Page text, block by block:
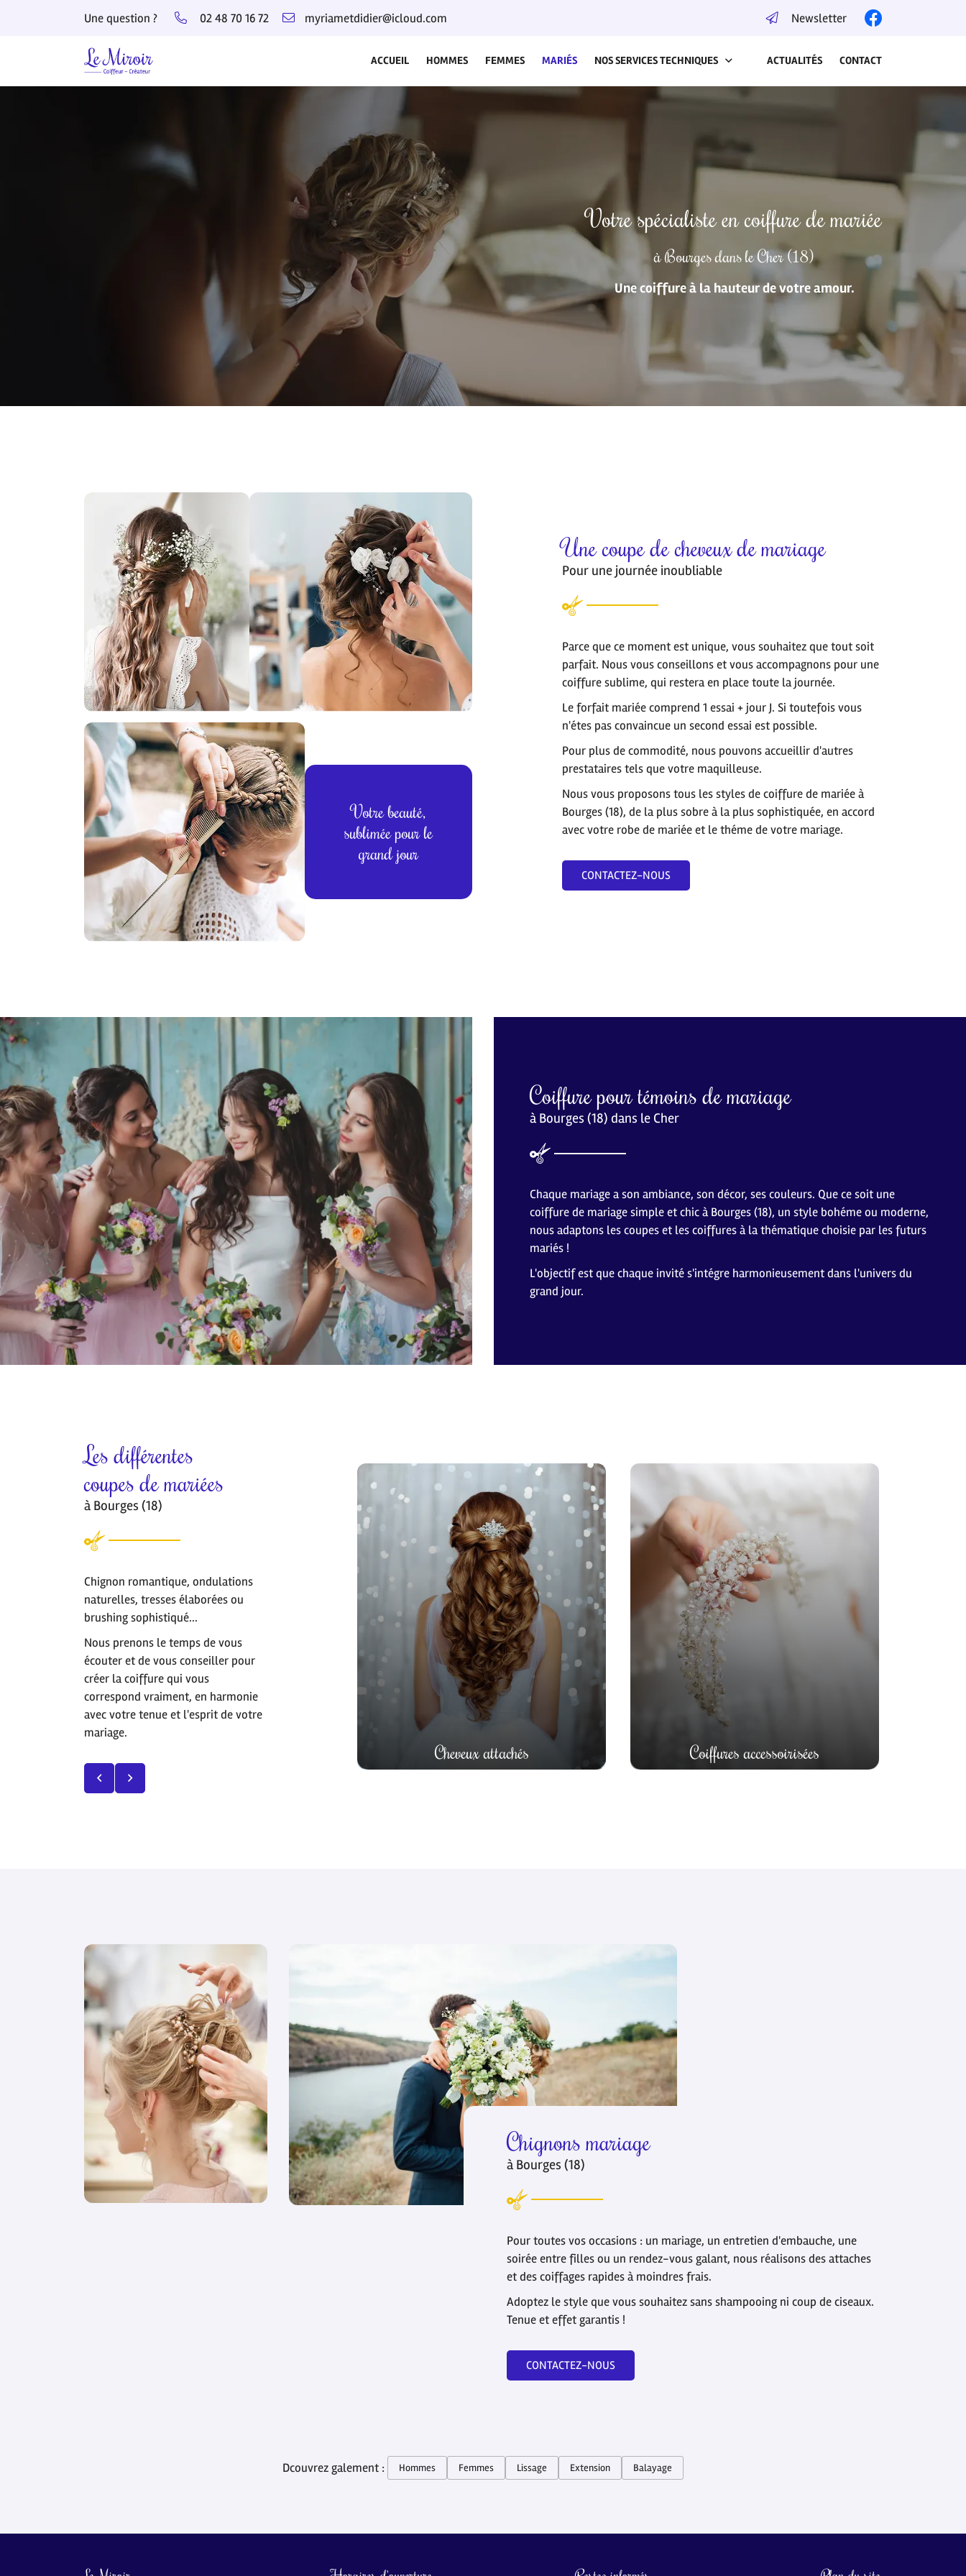
Une question ? 02 48 70 16 72 Newsletter
ACCUEIL HOMMES FEMMES MARIÉS NOS SERVICES TECHNIQUES ACTUALITÉS CONTACT
5, rue du Docteur Témoin
En cochant cette case, vous consentez à recevoir nos propositions commerciales à
Votre spécialiste en coiffure de mariée
à Bourges dans le Cher (18)
Une coiffure à la hauteur de votre amour.
Votre beauté,
sublimée pour le
grand jour
Une coupe de cheveux de mariage
Pour une journée inoubliable
Parce que ce moment est unique, vous souhaitez que tout soit
parfait. Nous vous conseillons et vous accompagnons pour une
coiffure sublime, qui restera en place toute la journée.
Leforfait mariéecomprend 1 essai + jour J. Si toutefois vous
n'étes pas convaincue un second essai est possible.
Pour plus de commodité, nous pouvons accueillir d'autres
prestataires tels que votre maquilleuse.
Nous vous proposons tous les styles de coiffure de mariée à
Bourges (18), de la plus sobre à la plus sophistiquée, en accord
avec votre robe de mariée et le théme de votre mariage.
CONTACTEZ-NOUS
Coiffure pour témoins de mariage
à Bourges (18) dans le Cher
Chaque mariage a son ambiance, son décor, ses couleurs. Que ce soit une
coiffure de mariage simple et chic à Bourges (18), un style bohéme ou moderne,
nous adaptons les coupes et les coiffures à la thématique choisie par les futurs
mariés !
L'objectif est que chaque invité s'intégre harmonieusement dans l'univers du
grand jour.
Les différentes
coupes de mariées
à Bourges (18)
Chignon romantique, ondulations
naturelles, tresses élaborées ou
brushing sophistiqué...
Nous prenons le temps de vous
écouter et de vous conseiller pour
créer la coiffure qui vous
correspond vraiment, en harmonie
avec votre tenue et l'esprit de votre
mariage.
Cheveux attachés Coiffures accessoirisées
Chignons mariage
à Bourges (18)
Pour toutes vos occasions : un mariage, un entretien d'embauche, une
soirée entre filles ou un rendez-vous galant, nous réalisons des attaches
et des coiffages rapides à moindres frais.
Adoptez le style que vous souhaitez sans shampooing ni coup de ciseaux.
Tenue et effet garantis !
CONTACTEZ-NOUS
Dcouvrez galement : Hommes Femmes Lissage Extension Balayage